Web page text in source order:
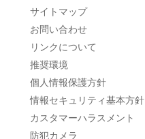
サイトマップ
お問い合わせ
リンクについて
推奨環境
個人情報保護方針
情報セキュリティ基本方針
カスタマーハラスメント
防犯カメラ